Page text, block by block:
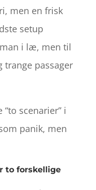
men en frisk
setup
i læ, men til
passager
scenarier” i
panik, men
to forskellige